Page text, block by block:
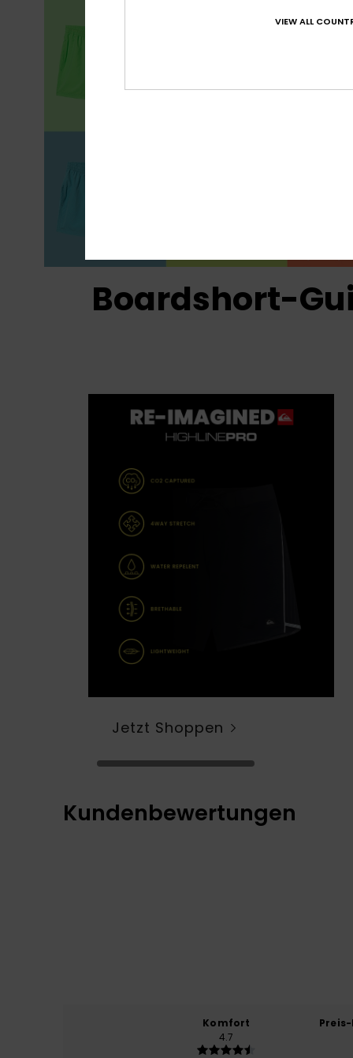
Boardshort-
Jetzt Shoppen
Kundenbewertungen
Komfort
4.7
VIEW ALL